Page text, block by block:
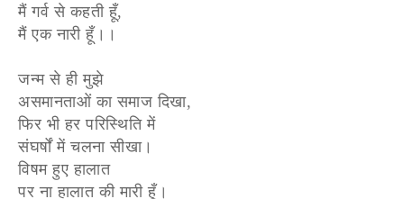
मैं गर्व से कहती हूँ,
मैं एक नारी हूँ।।
जन्म से ही मुझे
असमानताओं का समाज दिखा,
फिर भी हर परिस्थिति में
संघर्षों में चलना सीखा।
विषम हुए हालात
पर ना हालात की मारी हूँ।